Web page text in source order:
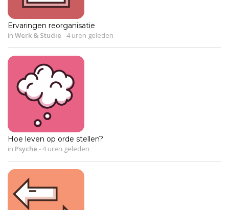
Ervaringen reorganisatie
in Werk & Studie -4 uren geleden
Hoe leven op orde stellen?
in Psyche -4 uren geleden